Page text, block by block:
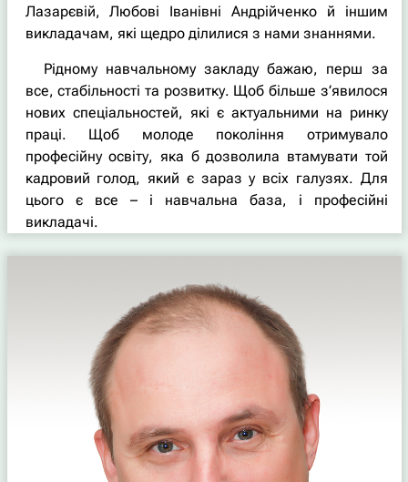
Лазарєвій, Любові Іванівні Андрійченко й іншим
викладачам, які щедро ділилися з нами знаннями.
Рідному навчальному закладу бажаю, перш за
все, стабільності та розвитку. Щоб більше з’явилося
нових спеціальностей, які є актуальними на ринку
праці. Щоб молоде покоління отримувало
професійну освіту, яка б дозволила втамувати той
кадровий голод, який є зараз у всіх галузях. Для
цього є все – і навчальна база, і професійні
викладачі.